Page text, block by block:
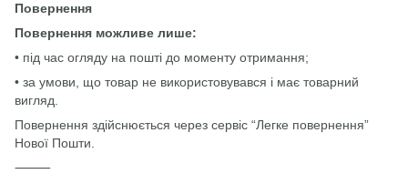
Повернення
Повернення можливе лише:
• під час огляду на пошті до моменту отримання;
• за умови, що товар не використовувався і має товарний
вигляд.
Повернення здійснюється через сервіс “Легке повернення”
Нової Пошти.
⸻